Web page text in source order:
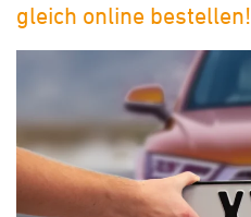
gleich online bestellen!